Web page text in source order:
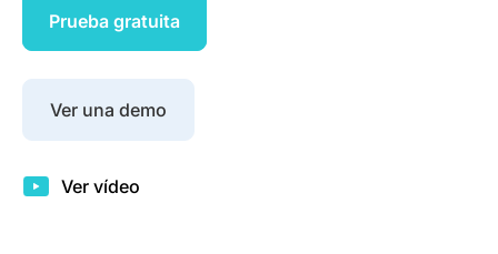
Prueba gratuita
Ver una demo
Ver vídeo